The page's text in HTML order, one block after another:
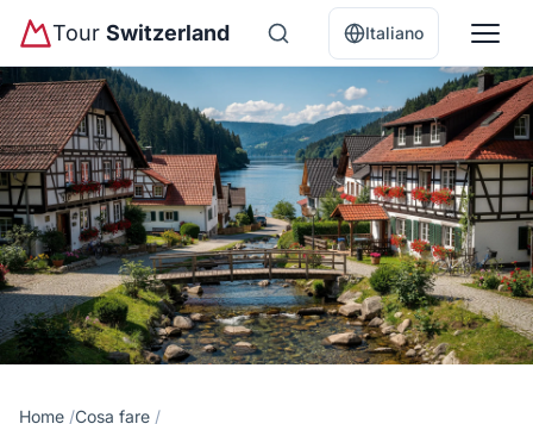
Tour Switzerland Italiano
Home Cosa fare